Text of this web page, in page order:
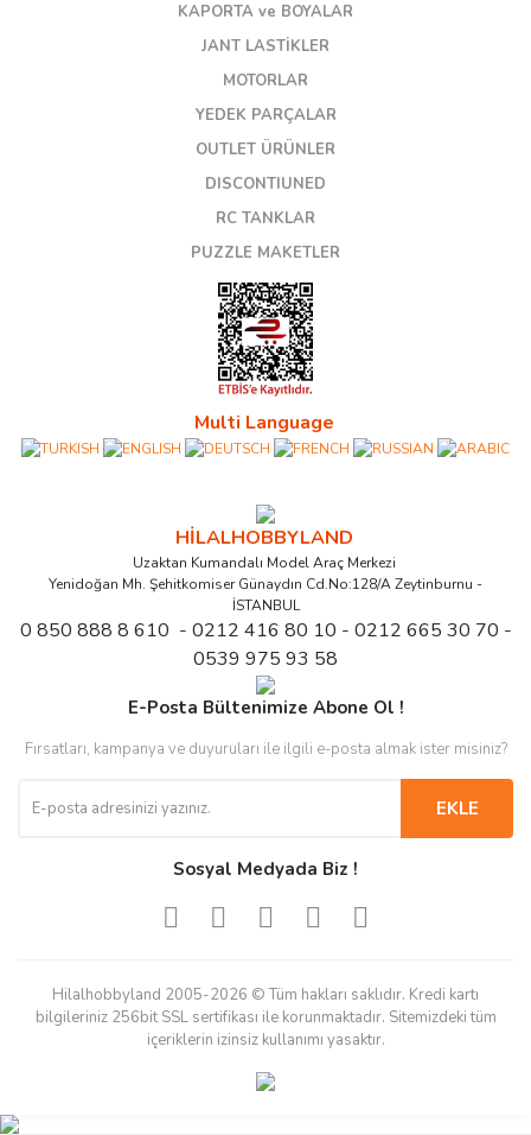
KAPORTA ve BOYALAR
JANT LASTİKLER
MOTORLAR
YEDEK PARÇALAR
OUTLET ÜRÜNLER
DISCONTIUNED
RC TANKLAR
PUZZLE MAKETLER
Multi Language
HİLALHOBBYLAND
Uzaktan Kumandalı Model Araç Merkezi
Yenidoğan Mh. Şehitkomiser Günaydın Cd.No:128/A Zeytinburnu -
İSTANBUL
0 850 888 8 610 - 0212 416 80 10 - 0212 665 30 70 -
0539 975 93 58
E-Posta Bültenimize Abone Ol !
Fırsatları, kampanya ve duyuruları ile ilgili e-posta almak ister misiniz?
EKLE
Sosyal Medyada Biz !
Hilalhobbyland 2005-2026 © Tüm hakları saklıdır. Kredi kartı
bilgileriniz 256bit SSL sertifikası ile korunmaktadır. Sitemizdeki tüm
içeriklerin izinsiz kullanımı yasaktır.